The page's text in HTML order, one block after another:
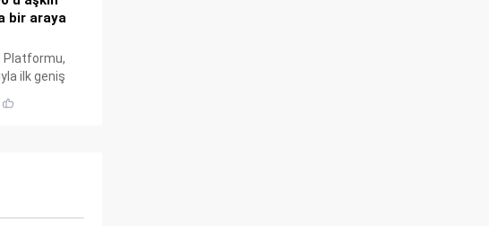
bir araya
Platformu,
ilk geniş